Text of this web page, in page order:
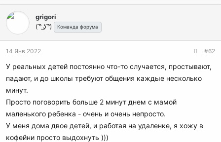
grigori
( ͡° ͜ʖ ͡°) Команда форума
14 Янв 2022 #62
У реальных детей постоянно что-то случается, простывают,
падают, и до школы требуют общения каждые несколько
минут.
Просто поговорить больше 2 минут днем с мамой
маленького ребенка - очень и очень непросто.
У меня дома двое детей, и работая на удаленке, я хожу в
кофейни просто выдохнуть )))